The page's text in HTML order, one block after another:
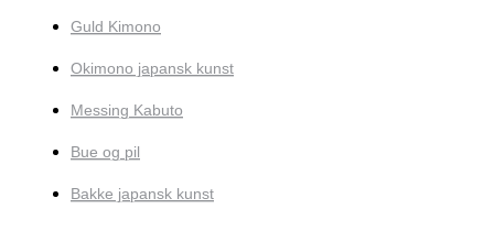
Guld Kimono
Okimono japansk kunst
Messing Kabuto
Bue og pil
Bakke japansk kunst